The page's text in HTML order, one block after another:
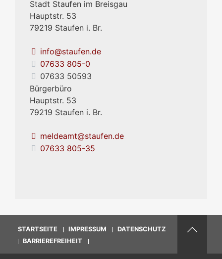
Stadt Staufen im Breisgau
Hauptstr. 53
79219 Staufen i. Br.
info@staufen.de
07633 805-0
07633 50593
Bürgerbüro
Hauptstr. 53
79219 Staufen i. Br.
meldeamt@staufen.de
07633 805-35
STARTSEITE IMPRESSUM
DATENSCHUTZ
BARRIEREFREIHEIT